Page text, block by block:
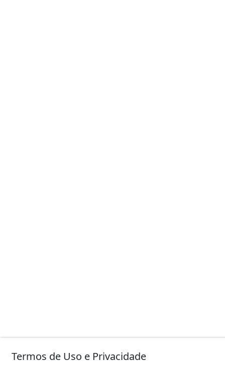
Termos de Uso e Privacidade